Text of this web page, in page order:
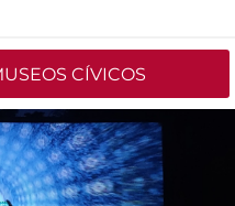
CÍVICOS